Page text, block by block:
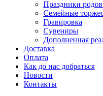
Праздники
Семейные
Гравировка
Сувениры
Дополненная
Доставка
Оплата
Как до нас добраться
Новости
Контакты